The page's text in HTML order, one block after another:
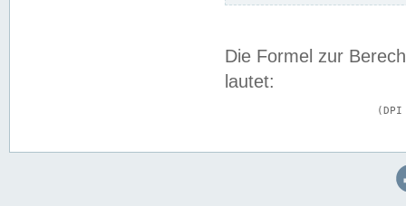
Die Formel zur
lautet: